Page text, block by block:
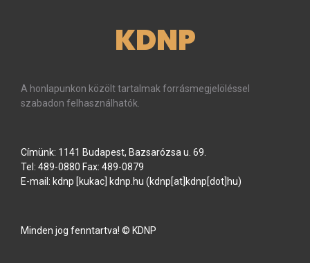
KDNP
A honlapunkon közölt tartalmak forrásmegjelöléssel
szabadon felhasználhatók.
Címünk: 1141 Budapest, Bazsarózsa u. 69.
Tel: 489-0880 Fax: 489-0879
E-mail: kdnp [kukac] kdnp hu (kdnp[at]kdnp[dot]hu)
Minden jog fenntartva! © KDNP